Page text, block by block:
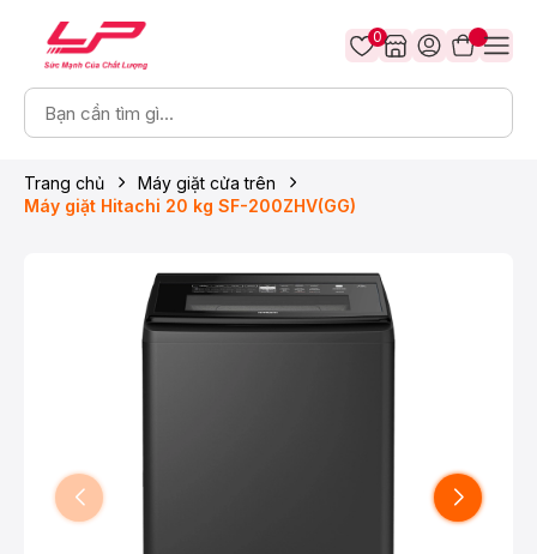
0
Trang chủ
Máy giặt cửa trên
Máy giặt Hitachi 20 kg SF-200ZHV(GG)